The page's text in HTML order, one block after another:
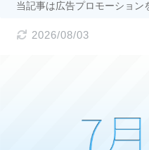
当記事は広告プロモーション
2026/08/03